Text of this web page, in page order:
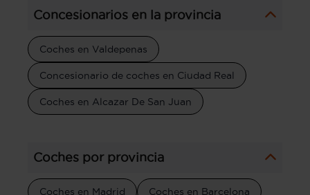
Concesionarios en la provincia
Coches en Valdepenas
Concesionario de coches en Ciudad Real
Coches en Alcazar De San Juan
Coches por provincia
Coches en Madrid Coches en Barcelona